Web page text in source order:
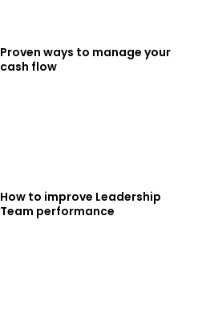
Proven ways to manage your
cash flow
How to improve Leadership
Team performance